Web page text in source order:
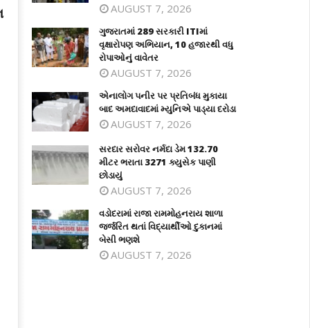
AUGUST 7, 2026
ગુજરાતમાં 289 સરકારી ITIમાં
વૃક્ષારોપણ અભિયાન, 10 હજારથી વધુ
રોપાઓનું વાવેતર
AUGUST 7, 2026
એનાલોગ પનીર પર પ્રતિબંધ મુકાયા
બાદ અમદાવાદમાં મ્યુનિએ પાડ્યા દરોડા
AUGUST 7, 2026
સરદાર સરોવર નર્મદા ડેમ 132.70
મીટર ભરાતા 3271 ક્યુસેક પાણી
છોડાયું
AUGUST 7, 2026
વડોદરામાં રાજા રામમોહનરાય શાળા
જર્જરિત થતાં વિદ્યાર્થીઓ દુકાનમાં
બેસી ભણશે
AUGUST 7, 2026